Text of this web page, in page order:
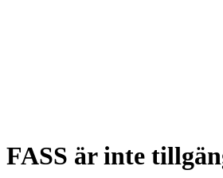
FASS är inte